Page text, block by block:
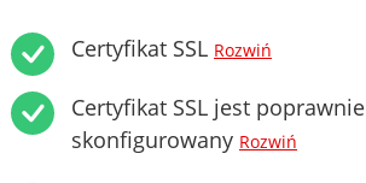
Certyfikat SSL Rozwiń
Certyfikat SSL jest poprawnie
skonfigurowany Rozwiń